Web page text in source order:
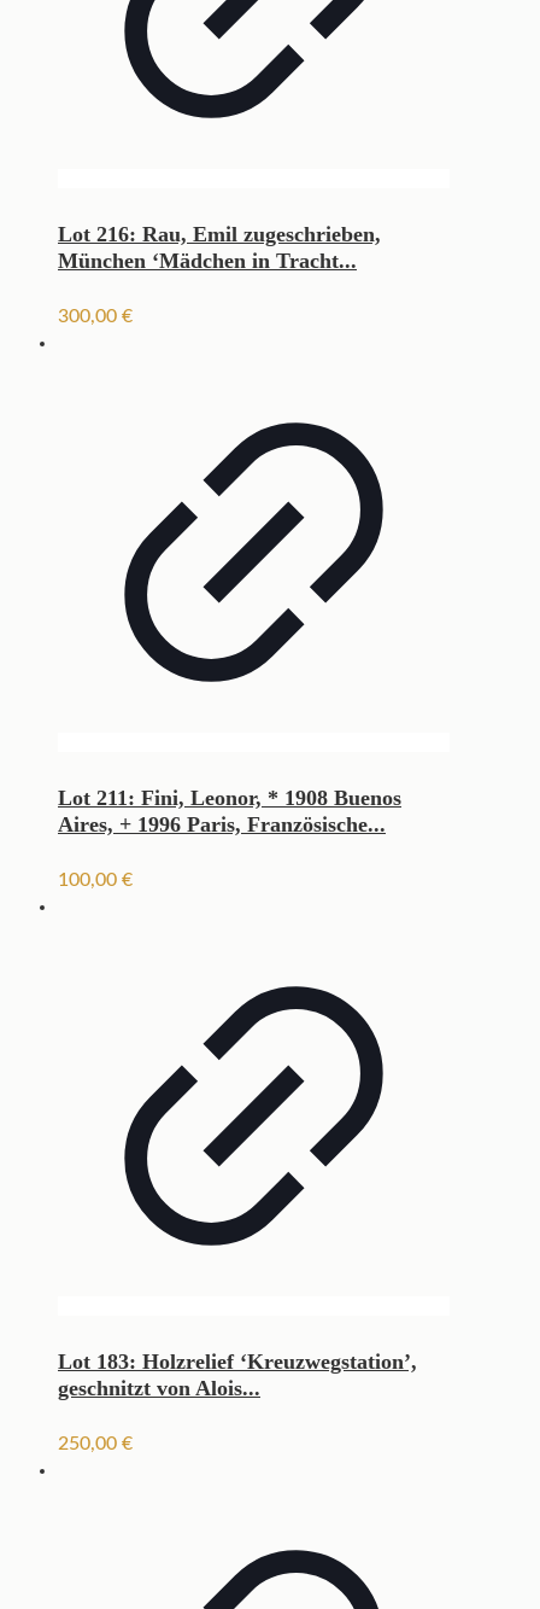
Lot 216: Rau, Emil zugeschrieben,
München ‘Mädchen in Tracht...
300,00 €
Lot 211: Fini, Leonor, * 1908 Buenos
Aires, + 1996 Paris, Französische...
100,00 €
Lot 183: Holzrelief ‘Kreuzwegstation’,
geschnitzt von Alois...
250,00 €